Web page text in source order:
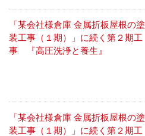
「某会社様倉庫 金属折板屋根の塗
装工事（１期）」に続く第２期工
事 『高圧洗浄と養生』
「某会社様倉庫 金属折板屋根の塗
装工事（１期）」に続く第２期工